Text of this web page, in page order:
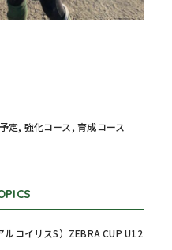
予定, 強化コース ,育成コース
コイリスS）ZEBRA CUP U12